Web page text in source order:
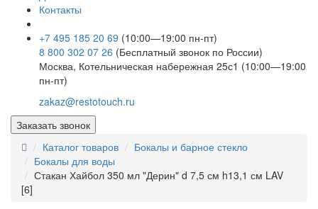
Контакты
+7 495 185 20 69 (10:00—19:00 пн-пт)
8 800 302 07 26 (Бесплатный звонок по России)
Москва, Котельническая набережная 25с1 (10:00—19:00
пн-пт)
zakaz@restotouch.ru
Заказать звонок
Каталог товаров
Бокалы и барное стекло
Бокалы для воды
Стакан Хайбол 350 мл "Дерин" d 7,5 см h13,1 см LAV
[6]